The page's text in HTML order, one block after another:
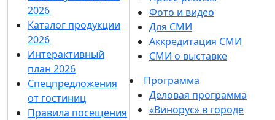
2026
Каталог продукции
2026
Интерактивный
план 2026
Спецпредложения
от гостиниц
Правила посещения
Фото и видео
Для СМИ
Аккредитация СМИ
СМИ о выставке
Программа
Деловая программа
«Винорус» в городе